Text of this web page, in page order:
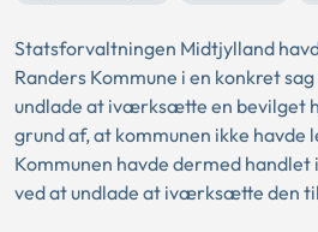
Statsforvaltningen Midtjylland
Randers Kommune i en konkret
undlade at iværksætte en bevilget
grund af, at kommunen ikke havde
Kommunen havde dermed
ved at undlade at iværksætte den